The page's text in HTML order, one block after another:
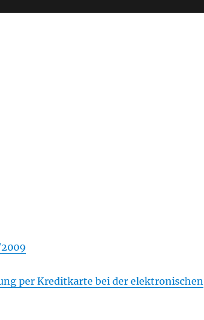
per Kreditkarte bei der elektronischen